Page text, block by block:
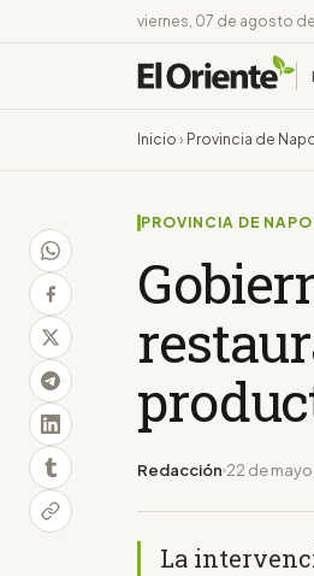
viernes, 07 de agosto
Inicio › Provincia de
PROVINCIA DE NAPO
Redacción 22 de
La